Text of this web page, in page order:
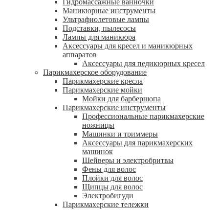
Гидромассажные ванночки
Маникюрные инструменты
Ультрафиолетовые лампы
Подставки, пылесосы
Лампы для маникюра
Аксессуары для кресел и маникюрных
аппаратов
Аксессуары для педикюрных кресел
Парикмахерское оборудование
Парикмахерские кресла
Парикмахерские мойки
Мойки для барбершопа
Парикмахерские инструменты
Профессиональные парикмахерские
ножницы
Машинки и триммеры
Аксессуары для парикмахерских
машинок
Шейверы и электробритвы
Фены для волос
Плойки для волос
Щипцы для волос
Электробигуди
Парикмахерские тележки